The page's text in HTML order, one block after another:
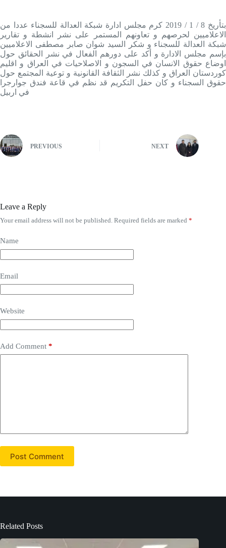
بتأريخ 8 / 1 / 2019 كرم مجلس ادارة شبكة العدالة للسجناء عددا من
الاعلاميين لحرصهم و تعاونهم المستمر على نشر انشطة و تقارير
شبكة العدالة للسجناء و شكر السيد شوان صابر مصطفى الاعلاميين
بإسم مجلس الادارة و أكد على دورهم الفعال في نشر الحقائق حول
اوضاع حقوق الانسان في السجون و الاصلاحيات في العراق و اقليم
كوردستان العراق و كذلك نشر الثقافة القانونية و توعية المجتمع حول
حقوق السجناء و كان حفل التكريم قد نظم في قاعة فندق جوارجرا
في اربيل
PREVIOUS NEXT
Leave a Reply
Your email address will not be published. Required fields are marked *
Name
Email
Website
Add Comment *
Post Comment
Related Posts